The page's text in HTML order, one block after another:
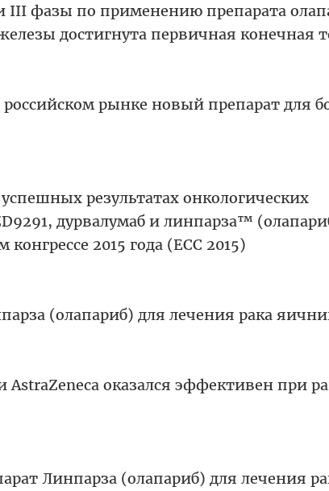
III фазы по применению препарата
достигнута первичная конечная
российском рынке новый препарат для
результатах онкологических
дурвалумаб и линпарза™
2015 года (ECC 2015)
(олапариб) для лечения рака
оказался эффективен при
Линпарза (олапариб) для лечения